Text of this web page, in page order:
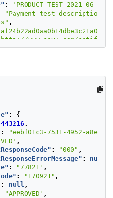
:
"PRODUCT_TEST_2021-06-
"Payment test description"
,
www.payu.com/notify"
: {
: "PEN"
"First name and second
: "buyer_test@test.com"
: "7563126",
: "123456789"
:
{
:
"Av. Isabel La Católica
"5555487"
"Lima"
"Lima y Callao"
:
{
,
:
"eebf01c3-7531-4952-a8e8-
,
: "000" ,
: null
: "77821" ,
: "170921" ,
: null ,
"APPROVED" ,